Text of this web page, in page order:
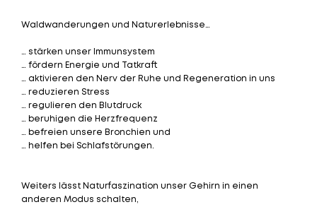
Waldwanderungen und Naturerlebnisse…
… stärken unser Immunsystem
… fördern Energie und Tatkraft
… aktivieren den Nerv der Ruhe und Regeneration in uns
… reduzieren Stress
… regulieren den Blutdruck
… beruhigen die Herzfrequenz
… befreien unsere Bronchien und
… helfen bei Schlafstörungen.​
Weiters lässt Naturfaszination unser Gehirn in einen
anderen Modus schalten,